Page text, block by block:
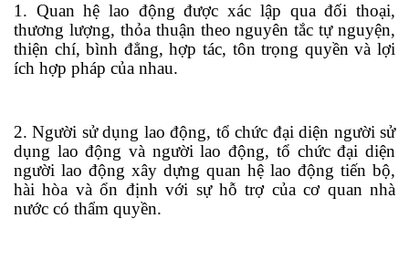
1. Quan hệ lao động được xác lập qua đối thoại,
thương lượng, thỏa thuận theo nguyên tắc tự nguyện,
thiện chí, bình đẳng, hợp tác, tôn trọng quyền và lợi
ích hợp pháp của nhau.
2. Người sử dụng lao động, tổ chức đại diện người sử
dụng lao động và người lao động, tổ chức đại diện
người lao động xây dựng quan hệ lao động tiến bộ,
hài hòa và ổn định với sự hỗtrợ của cơ quan nhà
nước có thẩm quyền.